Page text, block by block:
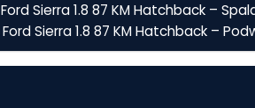
Ford Sierra 1.8 87 KM Hatchback –
Ford Sierra 1.8 87 KM Hatchback –